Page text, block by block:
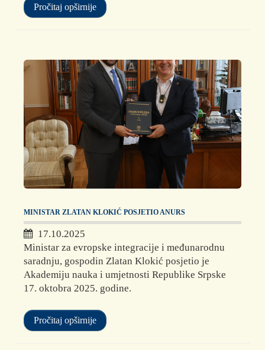
Pročitaj opširnije
MINISTAR ZLATAN KLOKIĆ POSJETIO ANURS
17.10.2025
Ministar za evropske integracije i međunarodnu
saradnju, gospodin Zlatan Klokić posjetio je
Akademiju nauka i umjetnosti Republike Srpske
17. oktobra 2025. godine.
Pročitaj opširnije